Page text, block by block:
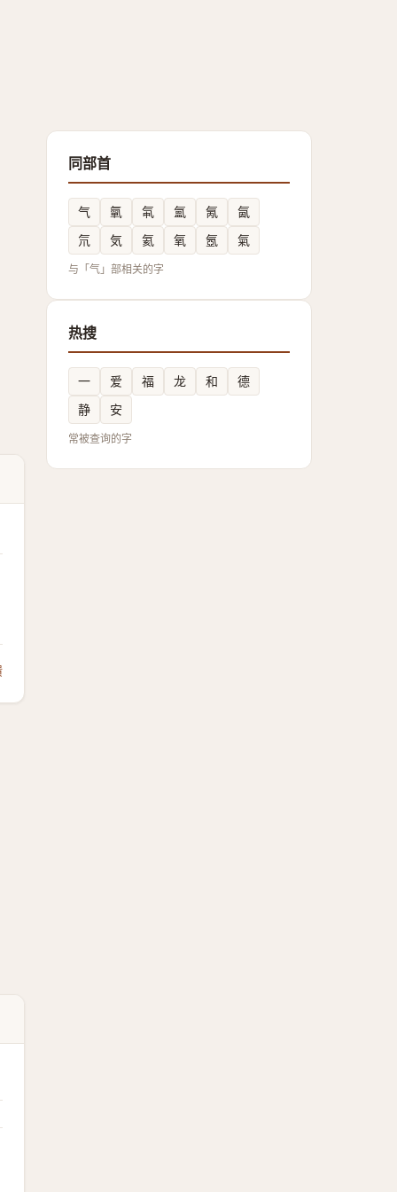
同部首
气 㲷 㲴 氳 氞
氤
氘
気 氦 氧 氬 氣
与「气」部相关的字
热搜
一 爱 福 龙 和
德
静
安
常被查询的字